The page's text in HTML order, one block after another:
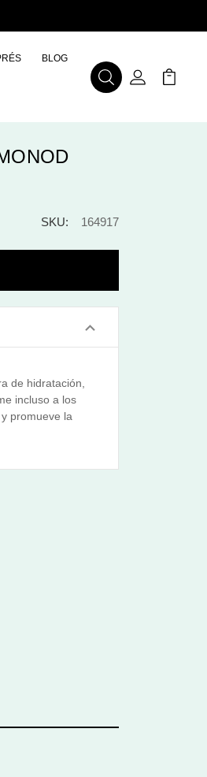
BLOG
BuscarMi Cuenta
Mi
SKU: 164917
de hidratación,
incluso a los
promueve la